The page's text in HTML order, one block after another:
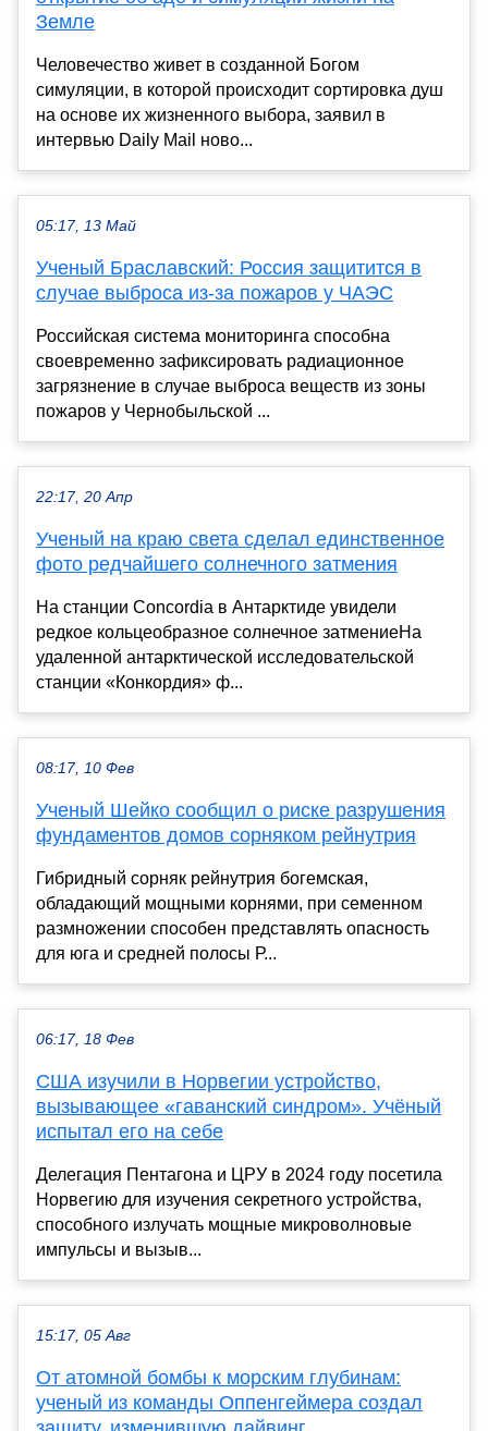
Земле
Человечество живет в созданной Богом
симуляции, в которой происходит сортировка душ
на основе их жизненного выбора, заявил в
интервью Daily Mail ново...
05:17, 13 Май
Ученый Браславский: Россия защитится в
случае выброса из-за пожаров у ЧАЭС
Российская система мониторинга способна
своевременно зафиксировать радиационное
загрязнение в случае выброса веществ из зоны
пожаров у Чернобыльской ...
22:17, 20 Апр
Ученый на краю света сделал единственное
фото редчайшего солнечного затмения
На станции Concordia в Антарктиде увидели
редкое кольцеобразное солнечное затмениеНа
удаленной антарктической исследовательской
станции «Конкордия» ф...
08:17, 10 Фев
Ученый Шейко сообщил о риске разрушения
фундаментов домов сорняком рейнутрия
Гибридный сорняк рейнутрия богемская,
обладающий мощными корнями, при семенном
размножении способен представлять опасность
для юга и средней полосы Р...
06:17, 18 Фев
США изучили в Норвегии устройство,
вызывающее «гаванский синдром». Учёный
испытал его на себе
Делегация Пентагона и ЦРУ в 2024 году посетила
Норвегию для изучения секретного устройства,
способного излучать мощные микроволновые
импульсы и вызыв...
15:17, 05 Авг
От атомной бомбы к морским глубинам:
ученый из команды Оппенгеймера создал